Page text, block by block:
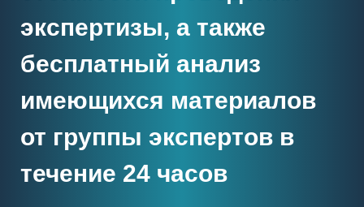
экспертизы, а также
бесплатный анализ
имеющихся материалов
от группы экспертов в
течение 24 часов